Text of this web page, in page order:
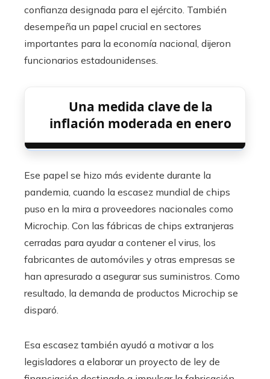
confianza designada para el ejército. También
desempeña un papel crucial en sectores
importantes para la economía nacional, dijeron
funcionarios estadounidenses.
Una medida clave de la
inflación moderada en enero
Ese papel se hizo más evidente durante la
pandemia, cuando la escasez mundial de chips
puso en la mira a proveedores nacionales como
Microchip. Con las fábricas de chips extranjeras
cerradas para ayudar a contener el virus, los
fabricantes de automóviles y otras empresas se
han apresurado a asegurar sus suministros. Como
resultado, la demanda de productos Microchip se
disparó.
Esa escasez también ayudó a motivar a los
legisladores a elaborar un proyecto de ley de